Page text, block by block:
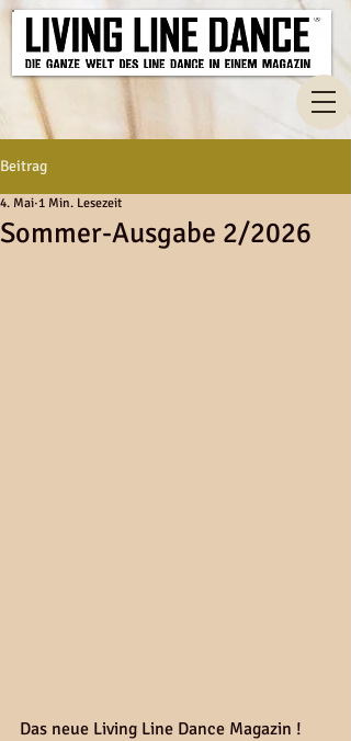
Beitrag
Sommer-Ausgabe 2/2026
4. Mai 1 Min. Lesezeit
Das neue Living Line Dance Magazin !